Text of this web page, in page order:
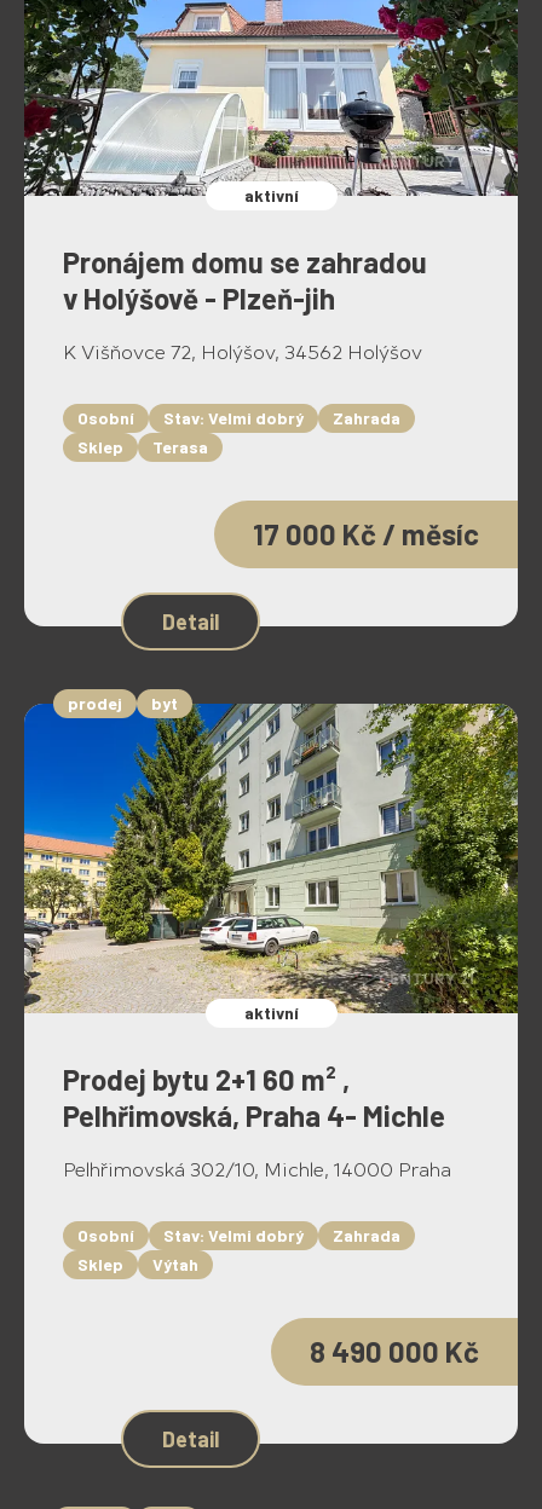
aktivní
Pronájem domu se zahradou
v Holýšově - Plzeň-jih
K Višňovce 72, Holýšov, 34562 Holýšov
Osobní Stav: Velmi dobrý
Zahrada
Sklep
Terasa
17 000 Kč / měsíc
Detail
prodej byt
aktivní
Prodej bytu 2+1 60 m² ,
Pelhřimovská, Praha 4- Michle
Pelhřimovská 302/10, Michle, 14000 Praha
Osobní Stav: Velmi dobrý
Zahrada
Sklep
Výtah
8 490 000 Kč
Detail